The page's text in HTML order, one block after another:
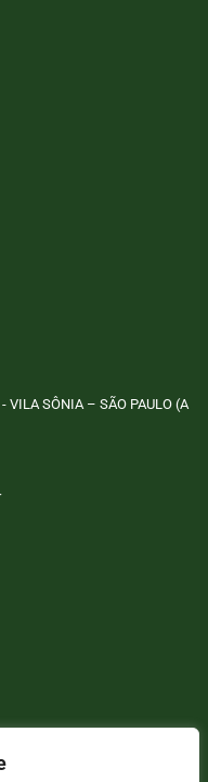
VILA SÔNIA – SÃO PAULO (A